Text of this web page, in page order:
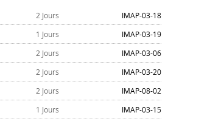
2 Jours IMAP-03-18
1 Jours IMAP-03-19
2 Jours IMAP-03-06
2 Jours IMAP-03-20
2 Jours IMAP-08-02
1 Jours IMAP-03-15